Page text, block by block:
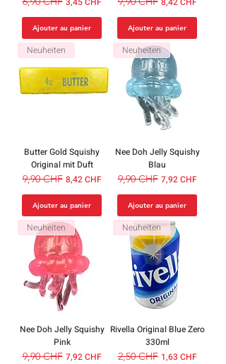
Ajouter au panier Ajouter au panier
Neuheiten
Butter Gold Squishy
Original mit Duft
Prix original
9,90 CHF Prix promotionnel
8,42 CHF
Ajouter au panier
Neuheiten
Nee Doh Jelly Squishy
Blau
Prix original
9,90 CHF Prix promotionnel
7,92 CHF
Ajouter au panier
Neuheiten
Nee Doh Jelly Squishy
Pink
Prix original
9,90 CHF Prix promotionnel
7,92 CHF
Neuheiten
Rivella Original Blue Zero
330ml
Prix original
2,50 CHF Prix promotionnel
1,63 CHF